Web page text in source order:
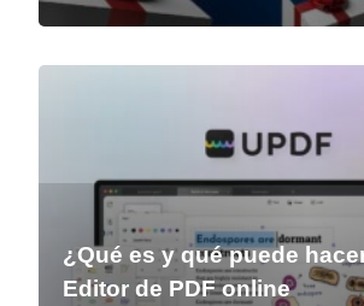
¿Qué es y qué puede
Editor de PDF online